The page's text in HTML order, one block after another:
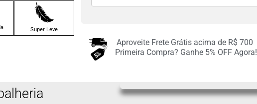
Super Leve
3x deR$69.00sem
R$207.00
4x de
juros no cartão
Aproveite Frete Grátis acima de R$ 700
Primeira Compra? Ganhe 5% OFF Agora!